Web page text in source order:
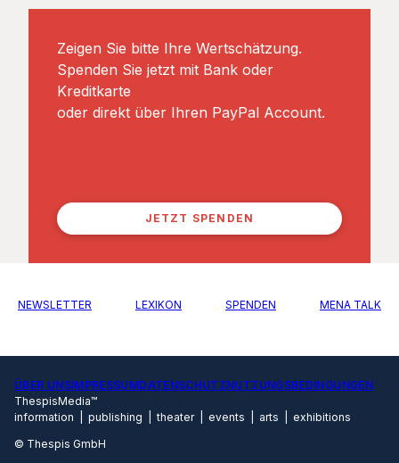
Zeigen Sie bitte Ihre Wertschätzung.
Spenden Sie jetzt mit Bank oder
Kreditkarte
oder direkt über Ihren PayPal Account.
JETZT SPENDEN
NEWSLETTER LEXIKON SPENDEN MENA TALK
ÜBER UNSIMPRESSUMDATENSCHUTZNUTZUNGSBEDINGUNGEN
ThespisMedia™
information | publishing | theater | events | arts | exhibitions
© Thespis GmbH